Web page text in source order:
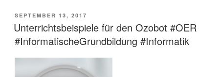
VERÖFFENTLICHT
AM
SEPTEMBER 13, 2017
Unterrichtsbeispiele für den Ozobot #OER
#InformatischeGrundbildung #Informatik